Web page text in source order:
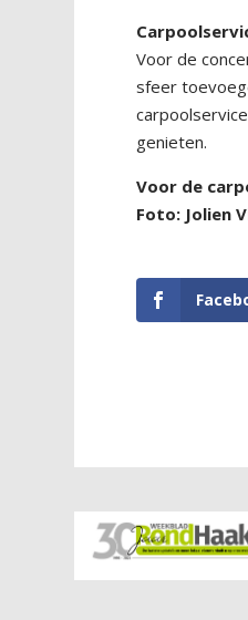
Voor de
sfeer
genieten.
Voor de
Foto: Jolien